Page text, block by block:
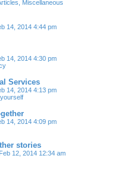
Miscellaneous
14, 2014 4:44 pm
14, 2014 4:30 pm
Services
14, 2014 4:13 pm
14, 2014 4:09 pm
stories
12, 2014 12:34 am